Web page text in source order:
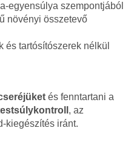
egyensúlya szempontjából
növényi összetevő
és tartósítószerek nélkül
és fenntartani a
, az
kiegészítés iránt.